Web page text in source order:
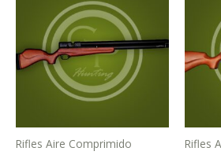
Rifles Aire Comprimido
$ 830
through
$ 930
multiple
variants.
may
Rifles